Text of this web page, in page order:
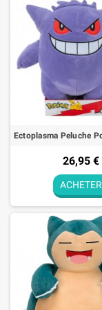
26,95 €
ACHETER